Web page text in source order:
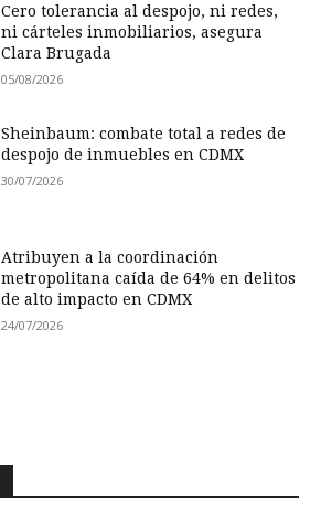
Cero tolerancia al despojo, ni redes,
ni cárteles inmobiliarios, asegura
Clara Brugada
05/08/2026
Sheinbaum: combate total a redes de
despojo de inmuebles en CDMX
30/07/2026
Atribuyen a la coordinación
metropolitana caída de 64% en delitos
de alto impacto en CDMX
24/07/2026